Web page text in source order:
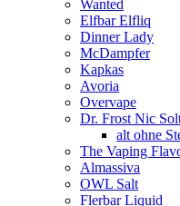
Wanted
Elfbar Elfliq
Dinner Lady
McDampfer
Kapkas
Avoria
Overvape
Dr. Frost Nic
alt ohne
The Vaping
Almassiva
OWL Salt
Flerbar Liquid